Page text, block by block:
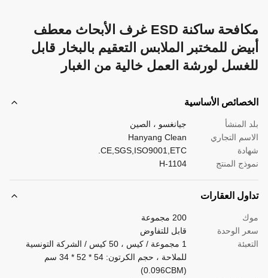
مكافحة ساكنة ESD غرف الأبحاث معطف
للمختبر الملابس التعقيم بالبخار قابل
لورشة العمل خالية من الغبار
الأساسية
المنشأ
جيانغسو ، الصين
التجاري
Hanyang Clean
CE,SGS,ISO9001,ETC.
المنتج
H-1104
العقارات
الوحدة
قابل للتفاوض
1 مجموعة / كيس ، 50 كيس / الشركة التونسية
للملاحة ، حجم الكرتون: 54 * 52 * 34 سم